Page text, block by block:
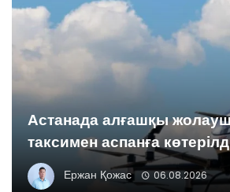
Астанада алғашқы
таксимен аспанға
Ержан Қожас 06.08.2026